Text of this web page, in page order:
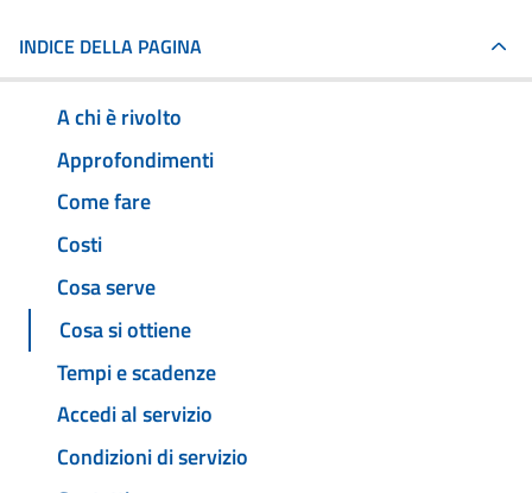
INDICE DELLA PAGINA
A chi è rivolto
Approfondimenti
Come fare
Costi
Cosa serve
Cosa si ottiene
Tempi e scadenze
Accedi al servizio
Condizioni di servizio